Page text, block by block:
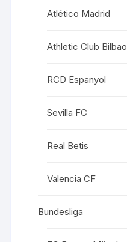
Atlético Madrid
Athletic Club Bilbao
RCD Espanyol
Sevilla FC
Real Betis
Valencia CF
Bundesliga